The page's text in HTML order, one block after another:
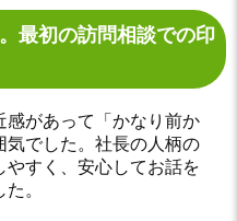
最初の訪問相談での印
感があって「かなり前か
気でした。社長の人柄の
やすく、安心してお話を
。